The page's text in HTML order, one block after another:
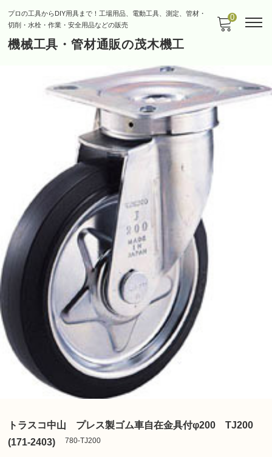
プロの工具からDIY用具まで！工場用品、電動工具、測定、管材・
切削・水栓・作業・安全用品などの販売
機械工具・管材通販の茂木機工
0
トラスコ中山 プレス製ゴム車自在金具付φ200 TJ200
(171-2403)
780-TJ200